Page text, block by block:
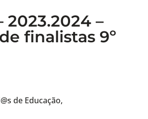
2023.2024 –
finalistas 9º
de Educação,